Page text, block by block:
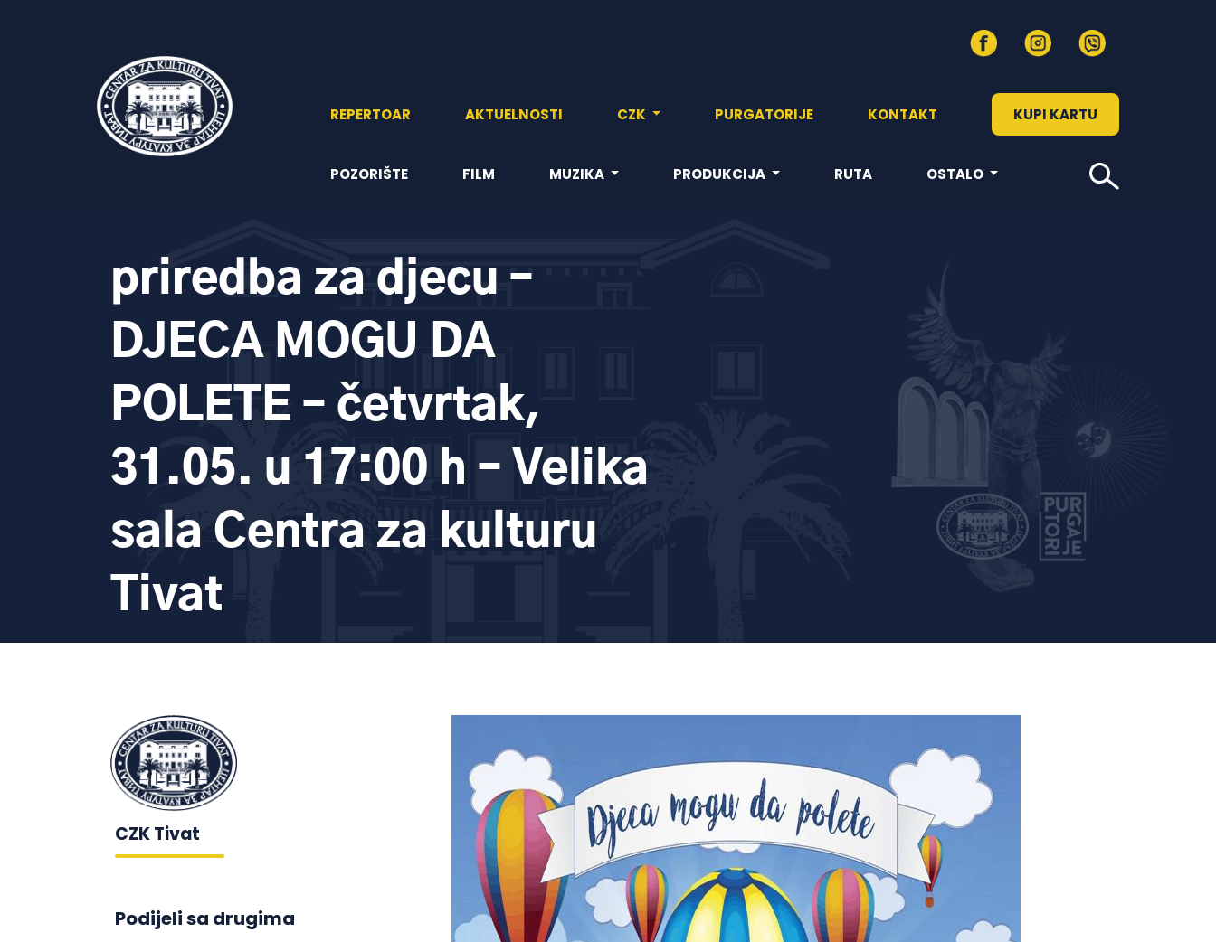
REPERTOAR AKTUELNOSTI CZK PURGATORIJE KONTAKT KUPI KARTU
POZORIŠTE FILM MUZIKA PRODUKCIJA RUTA OSTALO
priredba za djecu –
DJECA MOGU DA
POLETE – četvrtak,
31.05. u 17:00 h – Velika
sala Centra za kulturu
Tivat
CZK Tivat
Podijeli sa drugima